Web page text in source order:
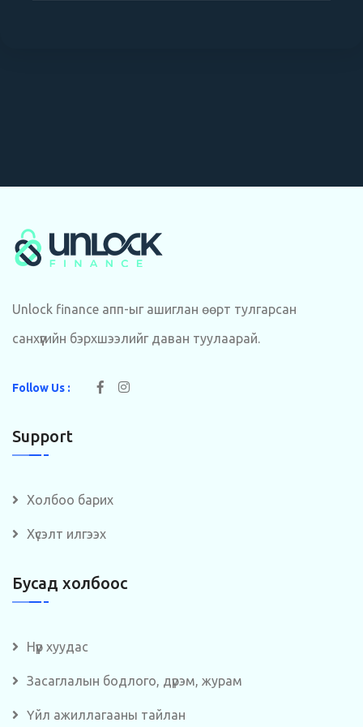
Unlock finance апп-ыг ашиглан өөрт тулгарсан
санхүүгийн бэрхшээлийг даван туулаарай.
Follow Us :
Support
Холбоо барих
Хүсэлт илгээх
Бусад холбоос
Нүүр хуудас
Засаглалын бодлого, дүрэм, журам
Үйл ажиллагааны тайлан